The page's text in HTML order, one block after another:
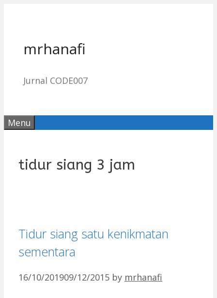
mrhanafi
Jurnal CODE007
Menu
tidur siang 3 jam
Tidur siang satu kenikmatan
sementara
16/10/201909/12/2015 by mrhanafi